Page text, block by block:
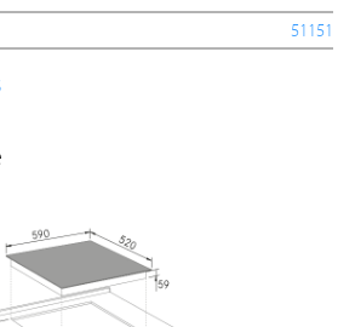
51151